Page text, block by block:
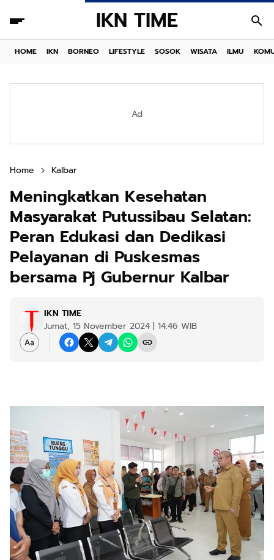
IKN TIME
HOME IKN BORNEO LIFESTYLE SOSOK WISATA ILMU
Ad
Home Kalbar
Meningkatkan Kesehatan
Masyarakat Putussibau Selatan:
Peran Edukasi dan Dedikasi
Pelayanan di Puskesmas
bersama Pj Gubernur Kalbar
IKN TIME
Jumat, 15 November 2024 | 14:46 WIB